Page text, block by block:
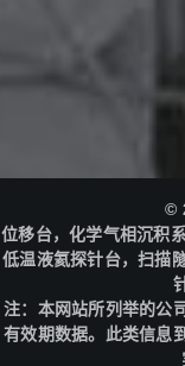
©
位移台，化学气相沉积
低温液氦探针台，扫描
注：本网站所列举的公
有效期数据。此类信息